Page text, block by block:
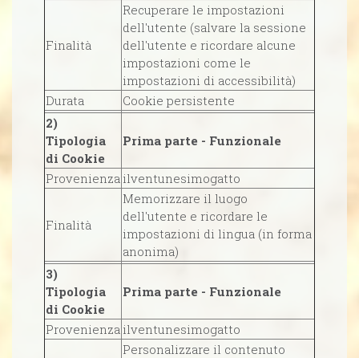
Finalità
Recuperare le impostazioni
dell'utente (salvare la sessione
dell'utente e ricordare alcune
impostazioni come le
impostazioni di accessibilità)
Durata
Cookie persistente
2)
Tipologia
di Cookie
Prima parte - Funzionale
Provenienza ilventunesimogatto
Finalità
Memorizzare il luogo
dell'utente e ricordare le
impostazioni di lingua (in forma
anonima)
3)
Tipologia
di Cookie
Prima parte - Funzionale
Provenienza ilventunesimogatto
Personalizzare il contenuto